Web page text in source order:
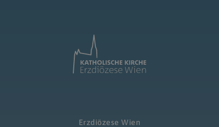
Erzdiözese Wien